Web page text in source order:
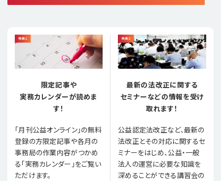
限定記事や
実務カレンダーが読めま
す！
「月刊公益オンライン」の無料
登録の方限定記事や各月の
事務局の作業内容がつかめ
る「実務カレンダー」をご覧い
ただけます。
最新の法改正に関する
セミナーなどの情報を受け
取れます！
公益認定法改正など、最新の
法改正とその対応に関するセ
ミナーをはじめ、公益・一般
法人の運営に必要な知識を
深めることができる講習会の